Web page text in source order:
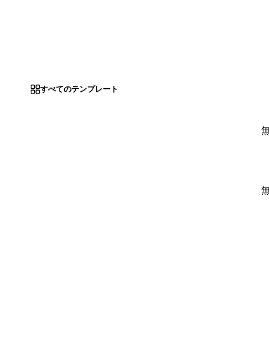
すべてのテンプレート